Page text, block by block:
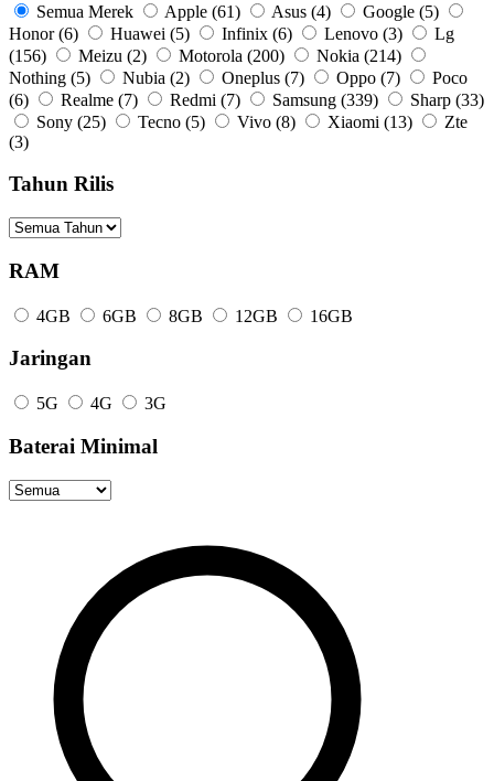
Semua Merek Apple (61) Asus (4) Google (5)
Honor(6) Huawei (5) Infinix (6) Lenovo (3)
Lg
(156)
Meizu (2) Motorola (200) Nokia (214)
Nothing (5) Nubia (2) Oneplus (7) Oppo (7)
Poco
(6)
Realme (7) Redmi (7) Samsung (339) Sharp (33)
Sony (25) Tecno (5) Vivo (8) Xiaomi (13)
Zte
(3)
Tahun Rilis
RAM
4GB 6GB 8GB 12GB 16GB
Jaringan
5G 4G 3G
Baterai Minimal